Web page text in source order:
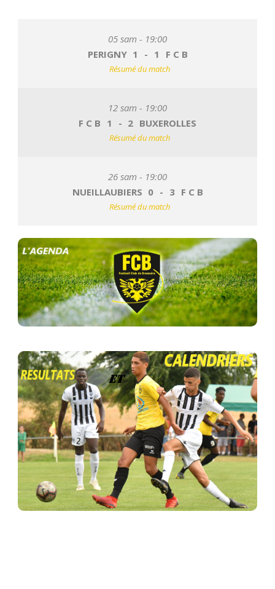
05 sam - 19:00
PERIGNY 1 - 1 F C B
Résumé du match
12 sam - 19:00
F C B 1 - 2 BUXEROLLES
Résumé du match
26 sam - 19:00
NUEILLAUBIERS 0 - 3 F C B
Résumé du match